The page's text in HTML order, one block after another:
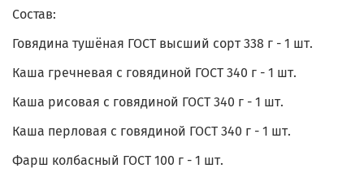
Состав:
Говядина тушёная ГОСТ высший сорт 338 г - 1 шт.
Каша гречневая с говядиной ГОСТ 340 г - 1 шт.
Каша рисовая с говядиной ГОСТ 340 г - 1 шт.
Каша перловая с говядиной ГОСТ 340 г - 1 шт.
Фарш колбасный ГОСТ 100 г - 1 шт.